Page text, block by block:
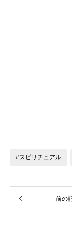
#スピリチュアル
前の